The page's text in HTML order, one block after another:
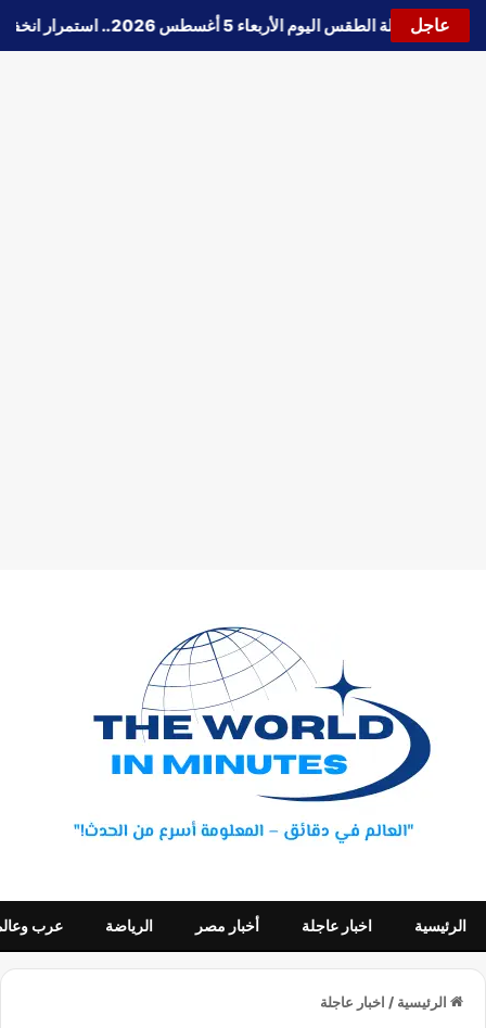
عاجل 🔵حالة الطقس اليوم الأربعاء 5 أغسطس 2026.. استمرار انخفاض الحرارة وتحذيرات من الشبورة واضطراب الملاحة
الرئيسية اخبار عاجلة أخبار مصر الرياضة عرب
الرئيسية / اخبار عاجلة